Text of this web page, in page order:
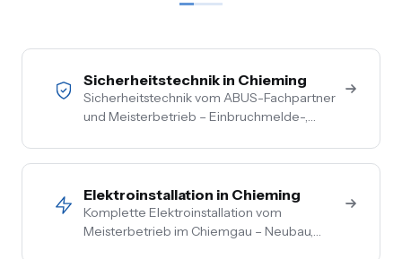
Sicherheitstechnik in Chieming
Sicherheitstechnik vom ABUS-Fachpartner
und Meisterbetrieb – Einbruchmelde-,
Gewerbekunden im Chiemgau. Kostenlose
Begehung.
Elektroinstallation in Chieming
Komplette Elektroinstallation vom
Meisterbetrieb im Chiemgau – Neubau,